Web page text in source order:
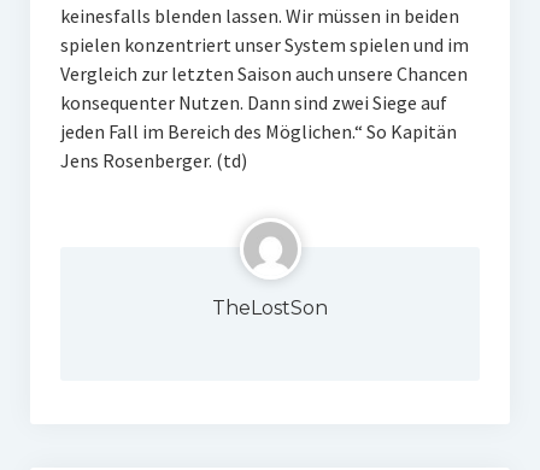
keinesfalls blenden lassen. Wir müssen in beiden
spielen konzentriert unser System spielen und im
Vergleich zur letzten Saison auch unsere Chancen
konsequenter Nutzen. Dann sind zwei Siege auf
jeden Fall im Bereich des Möglichen.“ So Kapitän
Jens Rosenberger. (td)
TheLostSon